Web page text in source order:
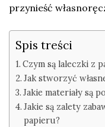
przynieść
Spis treści
Czym są laleczki z
Jak stworzyć
Jakie materiały są
Jakie są zalety
papieru?